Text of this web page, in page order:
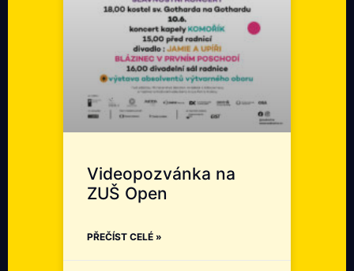
Videopozvánka na
ZUŠ Open
PŘEČÍST CELÉ »